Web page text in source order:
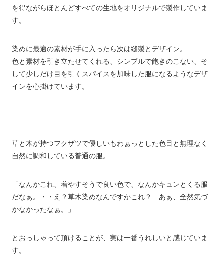
を得ながらほとんどすべての生地をオリジナルで製作していま
す。
染めに最適の素材が手に入ったら次は縫製とデザイン。
色と素材を引き立たせてくれる、シンプルで飽きのこない、そ
して少しだけ目を引くスパイスを加味した服になるようなデザ
インを心掛けています。
草と木が持つフクザツで優しいもわぁっとした色目と無理なく
自然に調和している普通の服。
「なんかこれ、着やすそうで良い色で、なんかキュンとくる服
だなぁ。・・え？草木染めなんですかこれ？ あぁ、全然気づ
かなかったなぁ。」
とおっしゃって頂けることが、実は一番うれしいと感じていま
す。